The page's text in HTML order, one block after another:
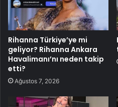
Rihanna Türkiye’ye mi
geliyor? Rihanna Ankara
Havalimanı’nı neden takip
etti?
Ağustos 7, 2026